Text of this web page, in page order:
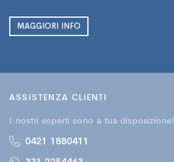
MAGGIORI INFO
ASSISTENZA CLIENTI
I nostri esperti sono a tua disposizione!
0421 1880411